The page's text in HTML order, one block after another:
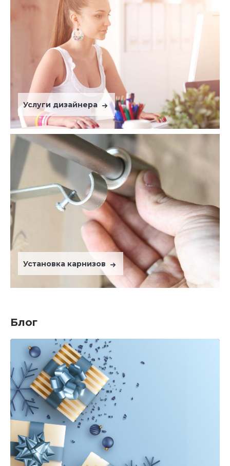
Услуги дизайнера
Установка карнизов
Блог